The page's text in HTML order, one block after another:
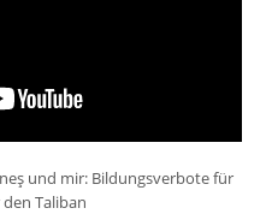
und mir: Bildungsverbote für
Taliban